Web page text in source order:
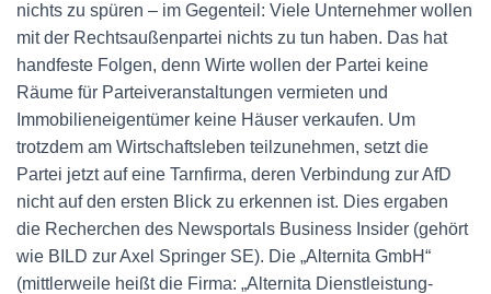
nichts zu spüren – im Gegenteil: Viele Unternehmer wollen
mit der Rechtsaußenpartei nichts zu tun haben. Das hat
handfeste Folgen, denn Wirte wollen der Partei keine
Räume für Parteiveranstaltungen vermieten und
Immobilieneigentümer keine Häuser verkaufen. Um
trotzdem am Wirtschaftsleben teilzunehmen, setzt die
Partei jetzt auf eine Tarnfirma, deren Verbindung zur AfD
nicht auf den ersten Blick zu erkennen ist. Dies ergaben
die Recherchen des Newsportals Business Insider (gehört
wie BILD zur Axel Springer SE). Die „Alternita GmbH“
(mittlerweile heißt die Firma: „Alternita Dienstleistung-